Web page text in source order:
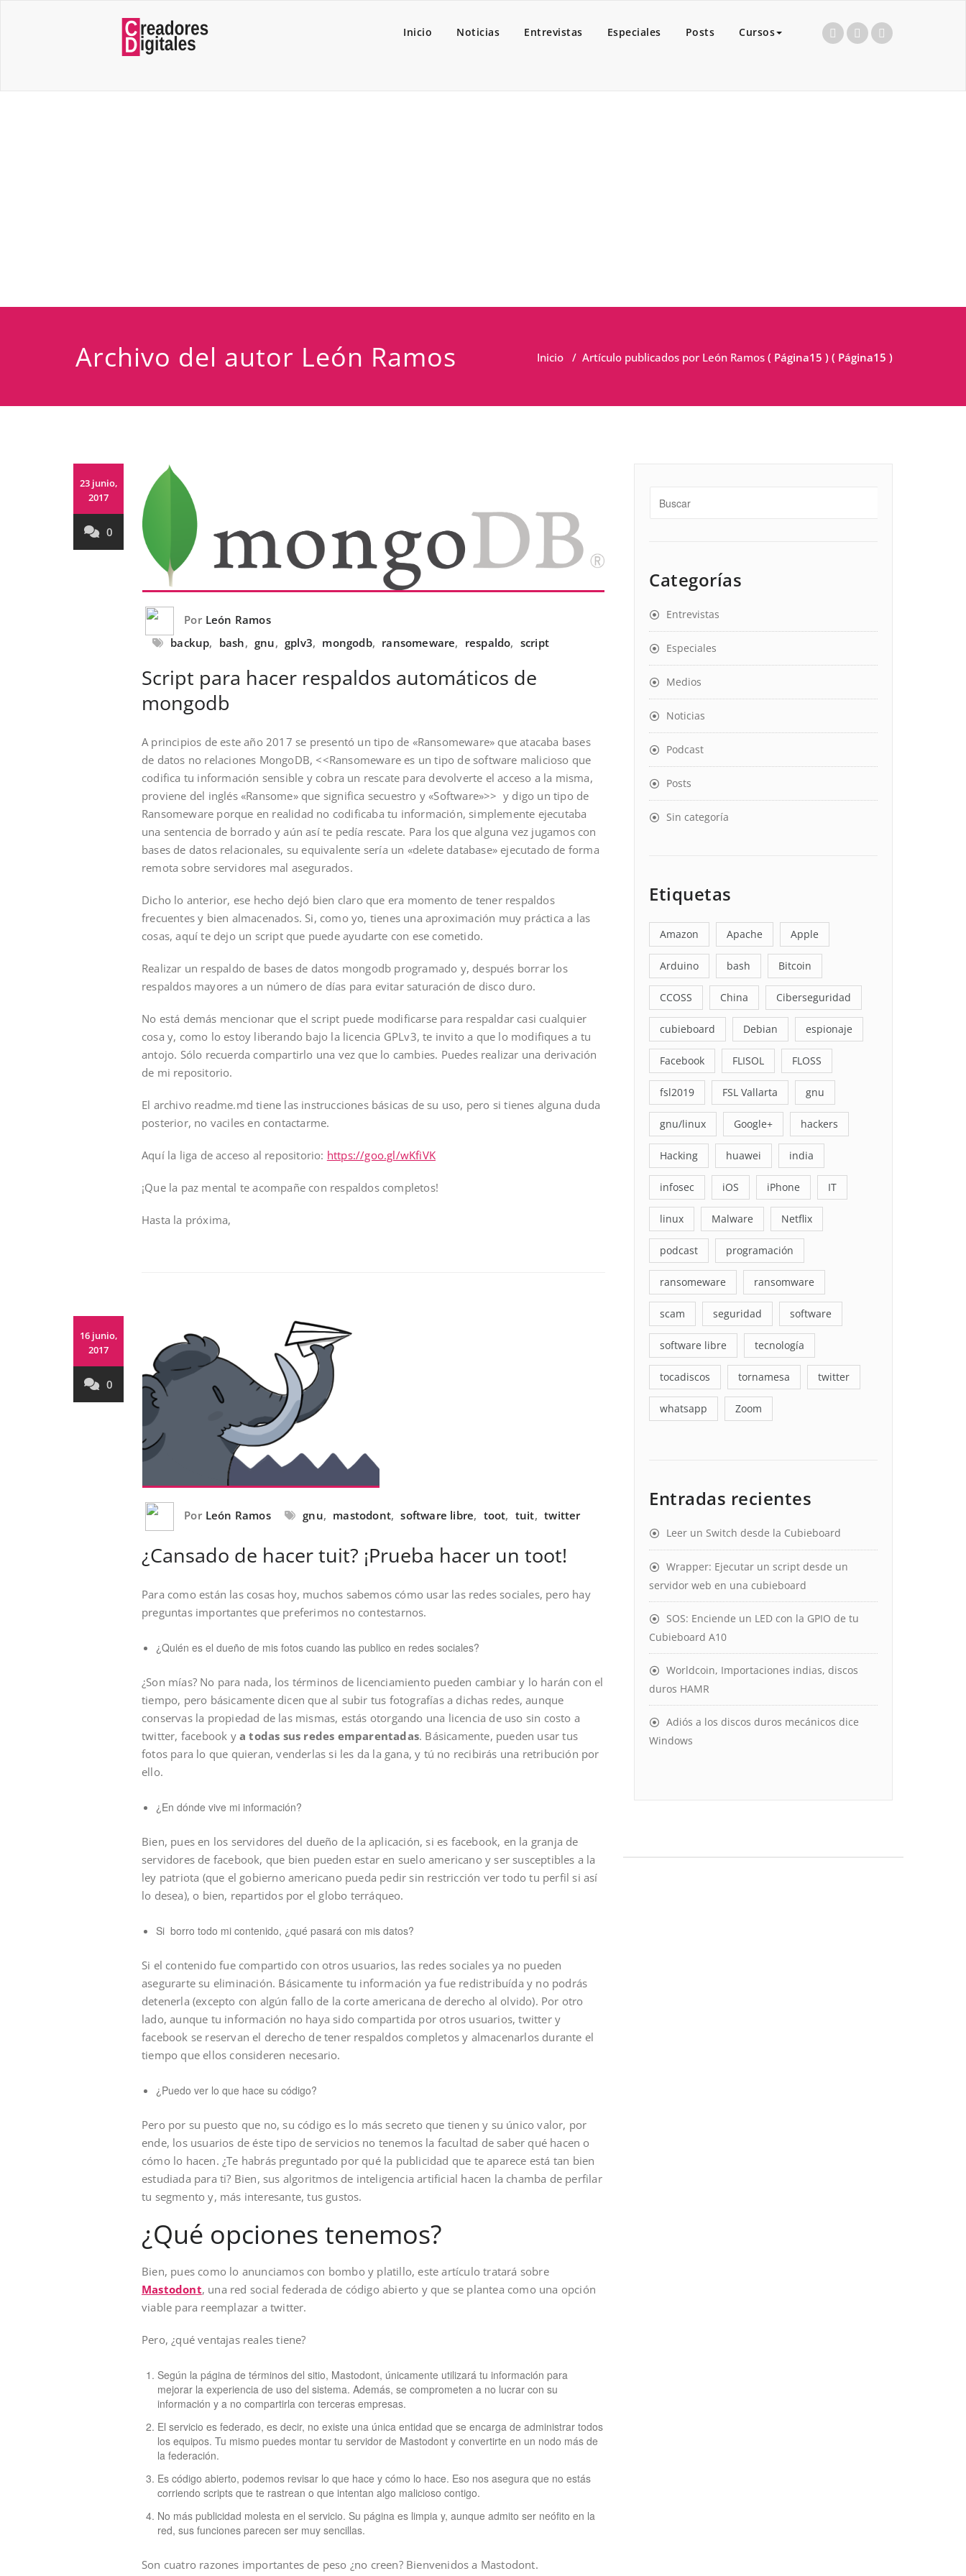
Inicio Noticias Entrevistas Especiales Posts Cursos
Archivo del autor León Ramos Inicio / Artículo publicados por León Ramos ( Página15 ) ( Página15 )
23 junio,
2017
0
Por León Ramos
backup, bash, gnu, gplv3, mongodb, ransomeware, respaldo, script
Script para hacer respaldos automáticos de
mongodb
A principios de este año 2017 se presentó un tipo de «Ransomeware» que atacaba bases
de datos no relaciones MongoDB, <<Ransomeware es un tipo de software malicioso que
codifica tu información sensible y cobra un rescate para devolverte el acceso a la misma,
proviene del inglés «Ransome» que significa secuestro y «Software»>> y digo un tipo de
Ransomeware porque en realidad no codificaba tu información, simplemente ejecutaba
una sentencia de borrado y aún así te pedía rescate. Para los que alguna vez jugamos con
bases de datos relacionales, su equivalente sería un «delete database» ejecutado de forma
remota sobre servidores mal asegurados.
Dicho lo anterior, ese hecho dejó bien claro que era momento de tener respaldos
frecuentes y bien almacenados. Si, como yo, tienes una aproximación muy práctica a las
cosas, aquí te dejo un script que puede ayudarte con ese cometido.
Realizar un respaldo de bases de datos mongodb programado y, después borrar los
respaldos mayores a un número de días para evitar saturación de disco duro.
No está demás mencionar que el script puede modificarse para respaldar casi cualquier
cosa y, como lo estoy liberando bajo la licencia GPLv3, te invito a que lo modifiques a tu
antojo. Sólo recuerda compartirlo una vez que lo cambies. Puedes realizar una derivación
de mi repositorio.
El archivo readme.md tiene las instrucciones básicas de su uso, pero si tienes alguna duda
posterior, no vaciles en contactarme.
Aquí la liga de acceso al repositorio: https://goo.gl/wKfiVK
¡Que la paz mental te acompañe con respaldos completos!
Hasta la próxima,
16 junio,
2017
0
Por León Ramos gnu, mastodont, software libre, toot, tuit, twitter
¿Cansado de hacer tuit? ¡Prueba hacer un toot!
Para como están las cosas hoy, muchos sabemos cómo usar las redes sociales, pero hay
preguntas importantes que preferimos no contestarnos.
¿Quién es el dueño de mis fotos cuando las publico en redes sociales?
¿Son mías? No para nada, los términos de licenciamiento pueden cambiar y lo harán con el
tiempo, pero básicamente dicen que al subir tus fotografías a dichas redes, aunque
conservas la propiedad de las mismas, estás otorgando una licencia de uso sin costo a
twitter, facebook ya todas sus redes emparentadas. Básicamente, pueden usar tus
fotos para lo que quieran, venderlas si les da la gana, y tú no recibirás una retribución por
ello.
¿En dónde vive mi información?
Bien, pues en los servidores del dueño de la aplicación, si es facebook, en la granja de
servidores de facebook, que bien pueden estar en suelo americano y ser susceptibles a la
ley patriota (que el gobierno americano pueda pedir sin restricción ver todo tu perfil si así
lo desea), o bien, repartidos por el globo terráqueo.
Si borro todo mi contenido, ¿qué pasará con mis datos?
Si el contenido fue compartido con otros usuarios, las redes sociales ya no pueden
asegurarte su eliminación. Básicamente tu información ya fue redistribuída y no podrás
detenerla (excepto con algún fallo de la corte americana de derecho al olvido). Por otro
lado, aunque tu información no haya sido compartida por otros usuarios, twitter y
facebook se reservan el derecho de tener respaldos completos y almacenarlos durante el
tiempo que ellos consideren necesario.
¿Puedo ver lo que hace su código?
Pero por su puesto que no, su código es lo más secreto que tienen y su único valor, por
ende, los usuarios de éste tipo de servicios no tenemos la facultad de saber qué hacen o
cómo lo hacen. ¿Te habrás preguntado por qué la publicidad que te aparece está tan bien
estudiada para ti? Bien, sus algoritmos de inteligencia artificial hacen la chamba de perfilar
tu segmento y, más interesante, tus gustos.
¿Qué opciones tenemos?
Bien, pues como lo anunciamos con bombo y platillo, este artículo tratará sobre
Mastodont, una red social federada de código abierto y que se plantea como una opción
viable para reemplazar a twitter.
Pero, ¿qué ventajas reales tiene?
Según la página de términos del sitio, Mastodont, únicamente utilizará tu información para
mejorar la experiencia de uso del sistema. Además, se comprometen a no lucrar con su
información y a no compartirla con terceras empresas.
El servicio es federado, es decir, no existe una única entidad que se encarga de administrar todos
los equipos. Tu mismo puedes montar tu servidor de Mastodont y convertirte en un nodo más de
la federación.
Es código abierto, podemos revisar lo que hace y cómo lo hace. Eso nos asegura que no estás
corriendo scripts que te rastrean o que intentan algo malicioso contigo.
No más publicidad molesta en el servicio. Su página es limpia y, aunque admito ser neófito en la
red, sus funciones parecen ser muy sencillas.
Son cuatro razones importantes de peso ¿no creen? Bienvenidos a Mastodont.
Categorías
Entrevistas
Especiales
Medios
Noticias
Podcast
Posts
Sin categoría
Etiquetas
Amazon Apache Apple
Arduino bash Bitcoin
CCOSS China Ciberseguridad
cubieboard Debian espionaje
Facebook FLISOL FLOSS
fsl2019 FSL Vallarta gnu
gnu/linux Google+ hackers
Hacking huawei india
infosec iOS iPhone IT
linux Malware Netflix
podcast programación
ransomeware ransomware
scam seguridad software
software libre tecnología
tocadiscos tornamesa twitter
whatsapp Zoom
Entradas recientes
Leer un Switch desde la Cubieboard
Wrapper: Ejecutar un script desde un
servidor web en una cubieboard
SOS: Enciende un LED con la GPIO de tu
Cubieboard A10
Worldcoin, Importaciones indias, discos
duros HAMR
Adiós a los discos duros mecánicos dice
Windows